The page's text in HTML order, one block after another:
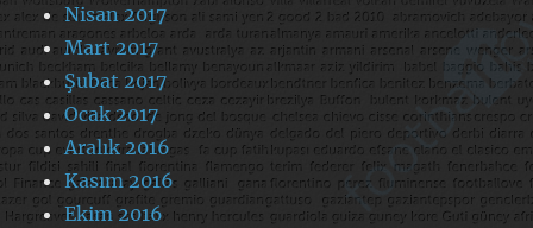
Nisan 2017
Mart 2017
Şubat 2017
Ocak 2017
Aralık 2016
Kasım 2016
Ekim 2016